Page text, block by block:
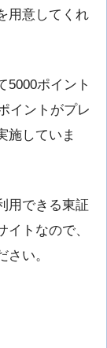
用意してくれ
5000ポイント
イントがプレ
施していま
用できる東証
トなので、
い。